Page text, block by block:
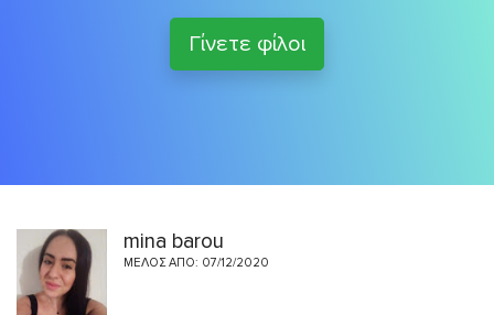
Γίνετε φίλοι
mina barou
ΜΈΛΟΣ ΑΠΌ: 07/12/2020